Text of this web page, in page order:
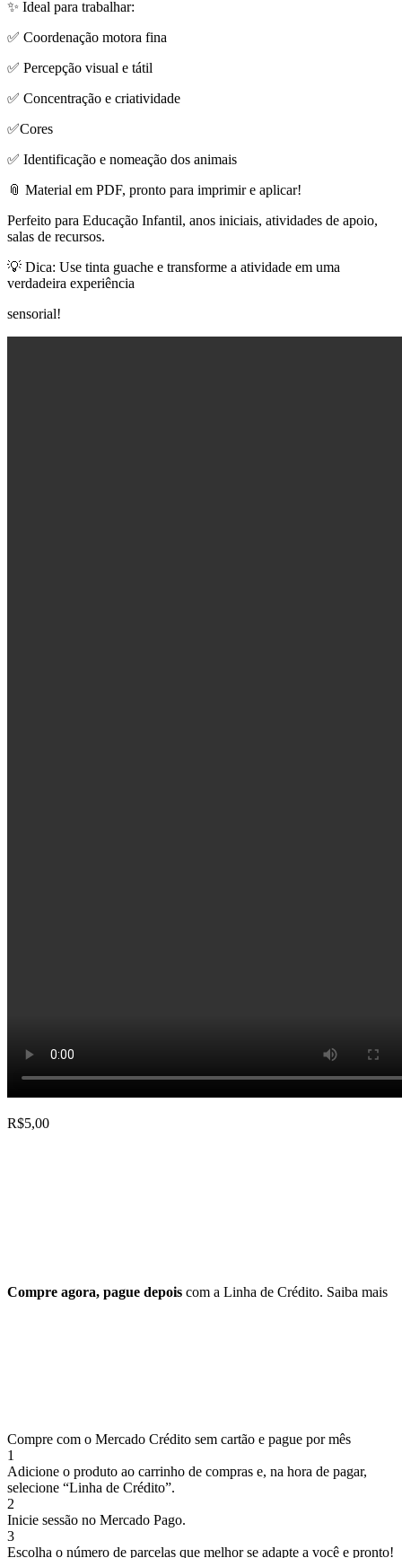
✨ Ideal para trabalhar:
✅ Coordenação motora fina
✅ Percepção visual e tátil
✅ Concentração e criatividade
✅Cores
✅ Identificação e nomeação dos animais
📎 Material em PDF, pronto para imprimir e aplicar!
Perfeito para Educação Infantil, anos iniciais, atividades de apoio,
salas de recursos.
💡 Dica: Use tinta guache e transforme a atividade em uma
verdadeira experiência
sensorial!
R$5,00
Compre agora, pague depois com a Linha de Crédito. Saiba mais
Compre com o Mercado Crédito sem cartão e pague por mês
1
Adicione o produto ao carrinho de compras e, na hora de pagar,
selecione “Linha de Crédito”.
2
Inicie sessão no Mercado Pago.
3
Escolha o número de parcelas que melhor se adapte a você e pronto!